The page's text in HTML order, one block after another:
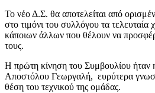
Το νέο Δ.Σ. θα αποτελείται από
στο τιμόνι του συλλόγου τα τελευταία
κάποιων άλλων που θέλουν να
τους.
Η πρώτη κίνηση του Συμβουλίου ήταν
Αποστόλου Γεωργαλή, ευρύτερα
θέση του τεχνικού της ομάδας.